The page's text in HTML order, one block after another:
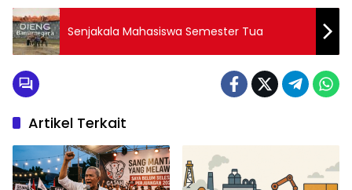
Senjakala Mahasiswa Semester Tua
Artikel Terkait